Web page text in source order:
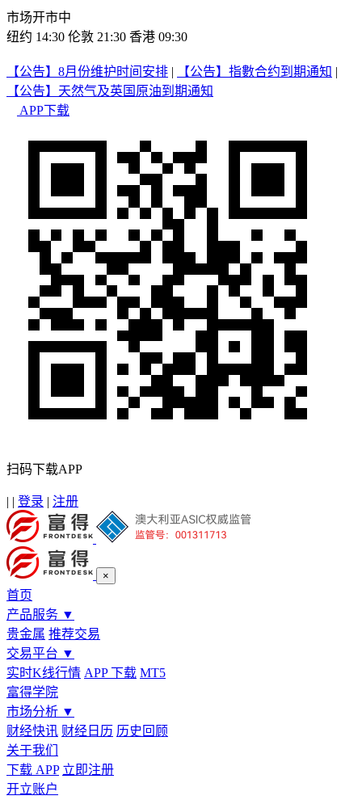
市场开市中
纽约 14:30 伦敦 21:30 香港 09:30
【公告】8月份维护时间安排 | 【公告】指數合约到期通知 |
【公告】天然气及英国原油到期通知
APP下载
扫码下载APP
| | 登录 | 注册
×
首页
产品服务 ▼
贵金属 推荐交易
交易平台 ▼
实时K线行情 APP 下载 MT5
富得学院
市场分析 ▼
财经快讯 财经日历 历史回顾
关于我们
下载 APP 立即注册
开立账户